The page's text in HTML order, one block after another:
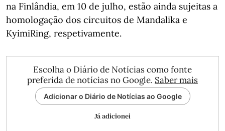
na Finlândia, em 10 de julho, estão ainda sujeitas a
homologação dos circuitos de Mandalika e
KyimiRing, respetivamente.
Escolha o Diário de Notícias como fonte
preferida de notícias no Google. Saber mais
Adicionar o Diário de Notícias ao Google
Já adicionei